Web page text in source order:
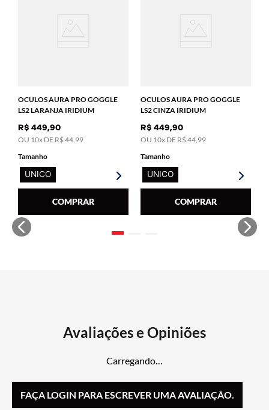
OCULOS AURA PRO GOGGLE
LS2 LARANJA IRIDIUM
R$ 449,90
OU 10x DE R$44 99
Tamanho
UNICO
COMPRAR
OCULOS AURA PRO GOGGLE
LS2 CINZA IRIDIUM
R$ 449,90
OU 10x DE R$44 99
Tamanho
UNICO
COMPRAR
Carregando…
FAÇA LOGIN PARA ESCREVER UMA AVALIAÇÃO.